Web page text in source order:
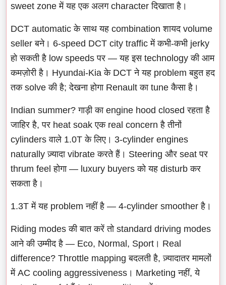
sweet zone में यह एक अलग character दिखाता है।
DCT automatic के साथ यह combination शायद volume
seller बने। 6-speed DCT city traffic में कभी-कभी jerky
हो सकती है low speeds पर — यह इस technology की आम
कमज़ोरी है। Hyundai-Kia के DCT ने यह problem बहुत हद
तक solve की है; देखना होगा Renault का tune कैसा है।
Indian summer? गाड़ी का engine hood closed रहता है
जाहिर है, पर heat soak एक real concern है तीनों
cylinders वाले 1.0T के लिए। 3-cylinder engines
naturally ज़्यादा vibrate करते हैं। Steering और seat पर
thrum feel होगा — luxury buyers को यह disturb कर
सकता है।
1.3T में यह problem नहीं है — 4-cylinder smoother है।
Riding modes की बात करें तो standard driving modes
आने की उम्मीद है — Eco, Normal, Sport। Real
difference? Throttle mapping बदलती है, ज़्यादातर मामलों
में AC cooling aggressiveness। Marketing नहीं, ये